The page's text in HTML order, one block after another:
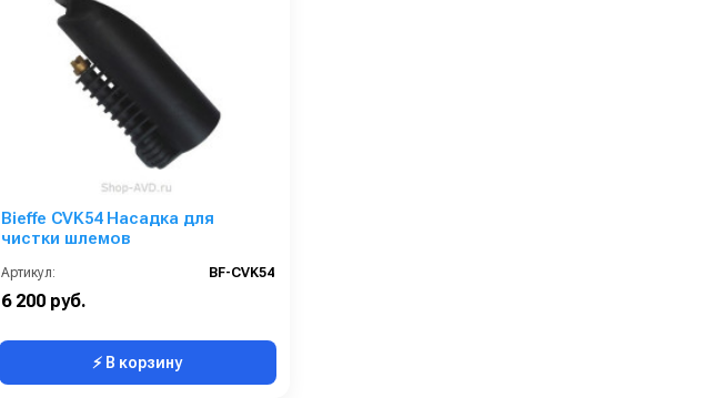
Bieffe CVK54 Насадка для
чистки шлемов
Артикул: BF-CVK54
6 200 руб.
⚡ В корзину